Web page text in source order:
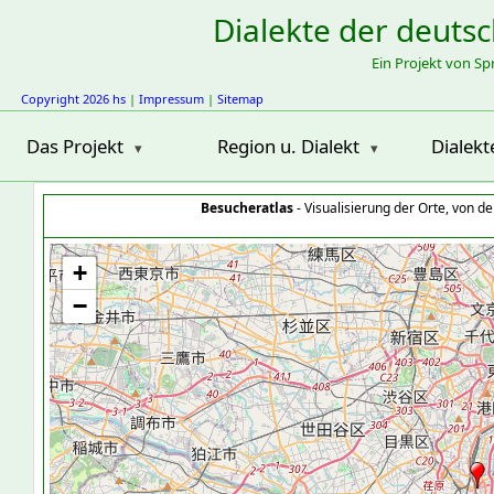
Dialekte der
Ein Projekt von
Copyright 2026 hs | Impressum | Sitemap
Das Projekt Region u. Dialekt
Besucheratlas- Visualisierung der Orte, von
+
−